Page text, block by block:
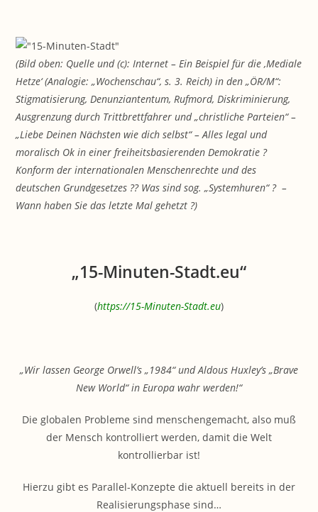
springen
(Bild oben: Quelle und (c): Internet – Ein Beispiel für die ‚Mediale
Hetze‘ (Analogie: „Wochenschau“, s. 3. Reich) in den „ÖR/M“:
Stigmatisierung, Denunziantentum, Rufmord, Diskriminierung,
Ausgrenzung durch Trittbrettfahrer und „christliche Parteien“ –
„Liebe Deinen Nächsten wie dich selbst“ – Alles legal und
moralisch Ok in einer freiheitsbasierenden Demokratie ?
Konform der internationalen Menschenrechte und des
deutschen Grundgesetzes ?? Was sind sog. „Systemhuren“ ? –
Wann haben Sie das letzte Mal gehetzt ?)
„15-Minuten-Stadt.eu“
(https://15-Minuten-Stadt.eu)
„Wir lassen George Orwell’s „1984“ und Aldous Huxley’s „Brave
New World“ in Europa wahr werden!“
Die globalen Probleme sind menschengemacht, also muß
der Mensch kontrolliert werden, damit die Welt
kontrollierbar ist!
Hierzu gibt es Parallel-Konzepte die aktuell bereits in der
Realisierungsphase sind…